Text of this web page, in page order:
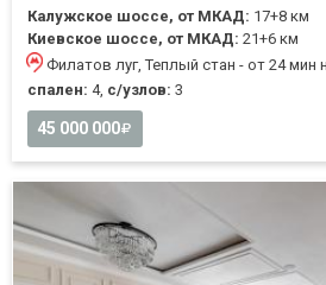
Калужское шоссе, от МКАД: 17+8 км
Киевское шоссе, от МКАД: 21+6 км
Филатов луг, Теплый стан - от 24 мин
спален: 4, с/узлов: 3
45 000 000